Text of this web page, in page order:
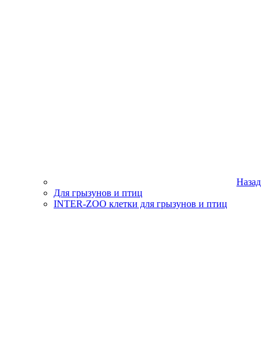
Назад
Для грызунов и птиц
INTER-ZOO клетки для грызунов и птиц